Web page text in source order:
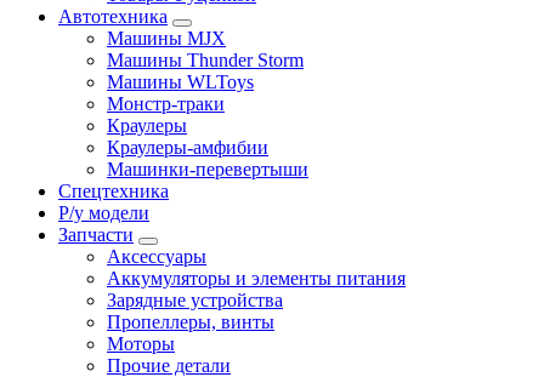
Автотехника
Машины MJX
Машины Thunder Storm
Машины WLToys
Монстр-траки
Краулеры
Краулеры-амфибии
Машинки-перевертыши
Спецтехника
Р/у модели
Запчасти
Аксессуары
Аккумуляторы и элементы питания
Зарядные устройства
Пропеллеры, винты
Моторы
Прочие детали